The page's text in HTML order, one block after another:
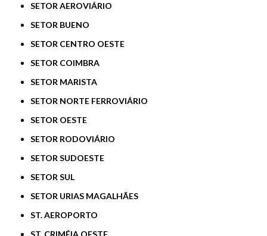
SETOR AEROVIÁRIO
SETOR BUENO
SETOR CENTRO OESTE
SETOR COIMBRA
SETOR MARISTA
SETOR NORTE FERROVIÁRIO
SETOR OESTE
SETOR RODOVIÁRIO
SETOR SUDOESTE
SETOR SUL
SETOR URIAS MAGALHÃES
ST. AEROPORTO